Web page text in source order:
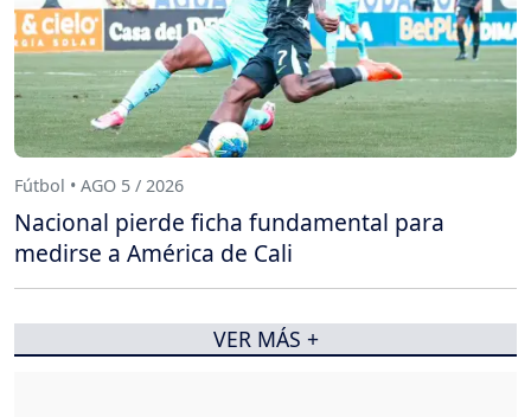
Fútbol • AGO 5 / 2026
Nacional pierde ficha fundamental para
medirse a América de Cali
VER MÁS +